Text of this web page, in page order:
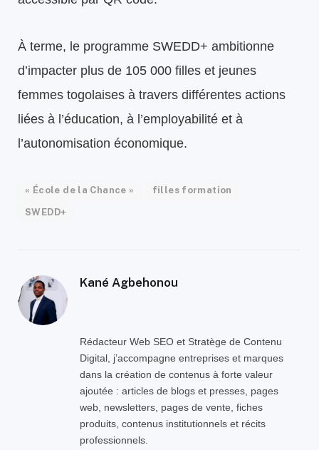
À terme, le programme SWEDD+ ambitionne
d’impacter plus de 105 000 filles et jeunes
femmes togolaises à travers différentes actions
liées à l’éducation, à l’employabilité et à
l’autonomisation économique.
« École de la Chance » filles formation
SWEDD+
Kané Agbehonou
Rédacteur Web SEO et Stratège de Contenu
Digital, j’accompagne entreprises et marques
dans la création de contenus à forte valeur
ajoutée : articles de blogs et presses, pages
web, newsletters, pages de vente, fiches
produits, contenus institutionnels et récits
professionnels.